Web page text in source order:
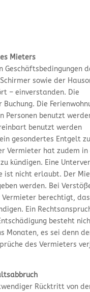
Mieters
Geschäftsbedingungen
sowie der
– einverstanden. Die
Die
Personen benutzt
benutzt werden
gesondertes Entgelt
Vermieter hat zudem in
kündigen. Eine
ist nicht erlaubt. Der
werden. Bei
Vermieter berechtigt, das
Ein
besteht
Monaten, es sei denn
des Vermieters
Rücktritt von